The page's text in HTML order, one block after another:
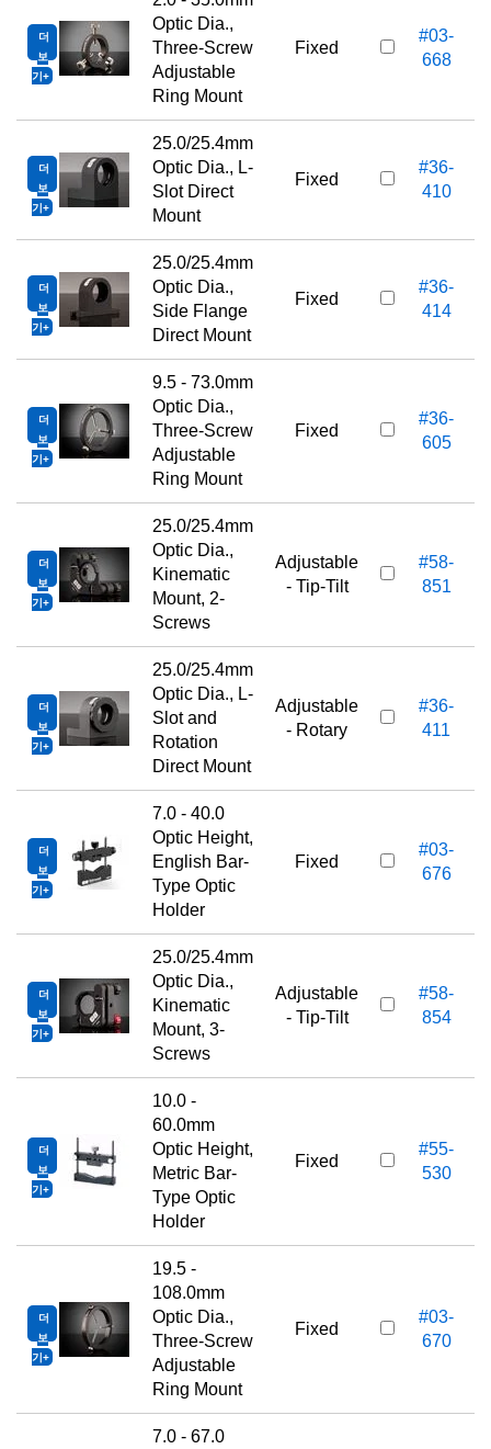
더
보
기
Optic Dia.,
Three-Screw
Adjustable
Ring Mount
Fixed
#03-
668
더
보
기
25.0/25.4mm
Optic Dia., L-
Slot Direct
Mount
Fixed
#36-
410
더
보
기
25.0/25.4mm
Optic Dia.,
Side Flange
Direct Mount
Fixed
#36-
414
더
보
기
9.5 - 73.0mm
Optic Dia.,
Three-Screw
Adjustable
Ring Mount
Fixed
#36-
605
더
보
기
25.0/25.4mm
Optic Dia.,
Kinematic
Mount, 2-
Screws
Adjustable
- Tip-Tilt
#58-
851
더
보
기
25.0/25.4mm
Optic Dia., L-
Slot and
Rotation
Direct Mount
Adjustable
- Rotary
#36-
411
더
보
기
7.0 - 40.0
Optic Height,
English Bar-
Type Optic
Holder
Fixed
#03-
676
더
보
기
25.0/25.4mm
Optic Dia.,
Kinematic
Mount, 3-
Screws
Adjustable
- Tip-Tilt
#58-
854
더
보
기
10.0 -
60.0mm
Optic Height,
Metric Bar-
Type Optic
Holder
Fixed
#55-
530
더
보
기
19.5 -
108.0mm
Optic Dia.,
Three-Screw
Adjustable
Ring Mount
Fixed
#03-
670
7.0 - 67.0